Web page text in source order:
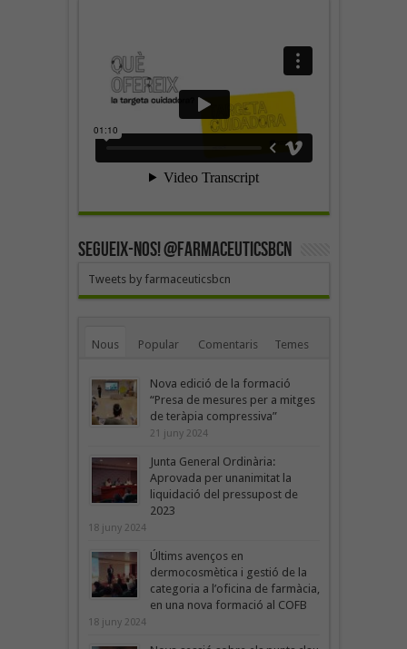
SEGUEIX-NOS! @farmaceuticsbcn
Tweets by farmaceuticsbcn
Nous Popular Comentaris Temes
Nova edició de la formació
“Presa de mesures per a mitges
de teràpia compressiva”
21 juny 2024
Junta General Ordinària:
Aprovada per unanimitat la
liquidació del pressupost de
2023
18 juny 2024
Últims avenços en
dermocosmètica i gestió de la
categoria a l’oficina de farmàcia,
en una nova formació al COFB
18 juny 2024